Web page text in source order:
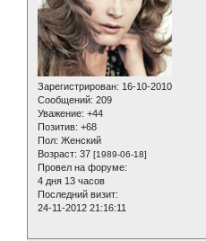
Зарегистрирован: 16-10-2010
Сообщений: 209
Уважение: +44
Позитив: +68
Пол: Женский
Возраст: 37 [1989-06-18]
Провел на форуме:
4 дня 13 часов
Последний визит:
24-11-2012 21:16:11